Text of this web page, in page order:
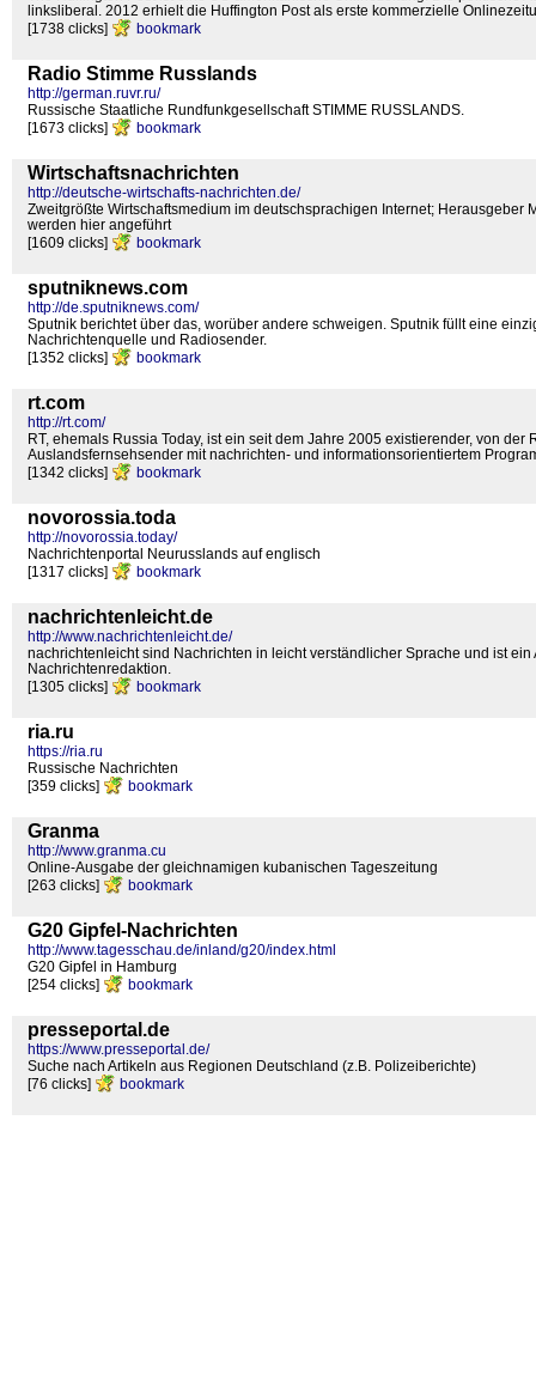
linksliberal. 2012 erhielt die Huffington Post als erste kommerzielle
[1738 clicks]
bookmark
Radio Stimme Russlands
http://german.ruvr.ru/
Russische Staatliche Rundfunkgesellschaft STIMME RUSSLANDS.
[1673 clicks]
bookmark
Wirtschaftsnachrichten
http://deutsche-wirtschafts-nachrichten.de/
Zweitgrößte Wirtschaftsmedium im deutschsprachigen Internet; Herausgeber
werden hier angeführt
[1609 clicks]
bookmark
sputniknews.com
http://de.sputniknews.com/
Sputnik berichtet über das, worüber andere schweigen. Sputnik füllt eine
Nachrichtenquelle und Radiosender.
[1352 clicks]
bookmark
rt.com
http://rt.com/
RT, ehemals Russia Today, ist ein seit dem Jahre 2005 existierender, von der
Auslandsfernsehsender mit nachrichten- und informationsorientiertem
[1342 clicks]
bookmark
novorossia.toda
http://novorossia.today/
Nachrichtenportal Neurusslands auf englisch
[1317 clicks]
bookmark
nachrichtenleicht.de
http://www.nachrichtenleicht.de/
nachrichtenleicht sind Nachrichten in leicht verständlicher Sprache und ist
Nachrichtenredaktion.
[1305 clicks]
bookmark
ria.ru
https://ria.ru
Russische Nachrichten
[359 clicks]
bookmark
Granma
http://www.granma.cu
Online-Ausgabe der gleichnamigen kubanischen Tageszeitung
[263 clicks]
bookmark
G20 Gipfel-Nachrichten
http://www.tagesschau.de/inland/g20/index.html
G20 Gipfel in Hamburg
[254 clicks]
bookmark
presseportal.de
https://www.presseportal.de/
Suche nach Artikeln aus Regionen Deutschland (z.B. Polizeiberichte)
[76 clicks]
bookmark